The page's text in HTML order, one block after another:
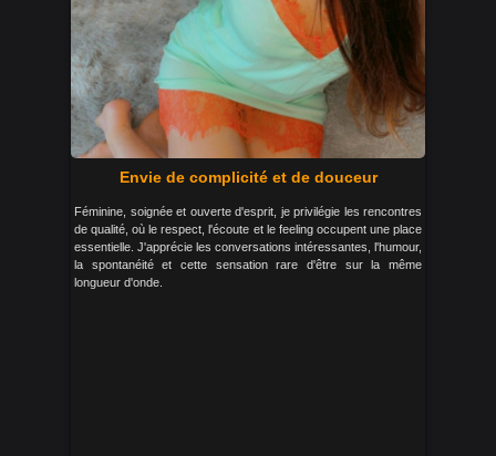
Envie de complicité et de douceur
Féminine, soignée et ouverte d'esprit, je privilégie les rencontres
de qualité, où le respect, l'écoute et le feeling occupent une place
essentielle. J'apprécie les conversations intéressantes, l'humour,
la spontanéité et cette sensation rare d'être sur la même
longueur d'onde.